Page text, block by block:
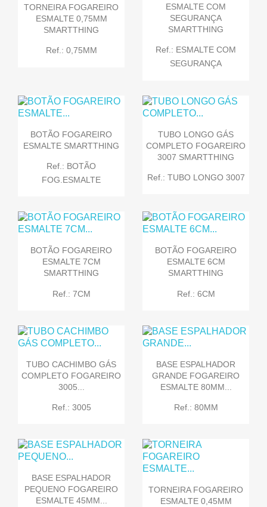
TORNEIRA FOGAREIRO
ESMALTE 0,75MM
SMARTTHING
Ref.: 0,75MM
ESMALTE COM
SEGURANÇA
SMARTTHING
Ref.: ESMALTE COM
SEGURANÇA
BOTÃO FOGAREIRO
ESMALTE SMARTTHING
Ref.: BOTÃO
FOG.ESMALTE
TUBO LONGO GÁS
COMPLETO FOGAREIRO
3007 SMARTTHING
Ref.: TUBO LONGO 3007
BOTÃO FOGAREIRO
ESMALTE 7CM
SMARTTHING
Ref.: 7CM
BOTÃO FOGAREIRO
ESMALTE 6CM
SMARTTHING
Ref.: 6CM
TUBO CACHIMBO GÁS
COMPLETO FOGAREIRO
3005...
Ref.: 3005
BASE ESPALHADOR
GRANDE FOGAREIRO
ESMALTE 80MM...
Ref.: 80MM
BASE ESPALHADOR
PEQUENO FOGAREIRO
ESMALTE 45MM...
TORNEIRA FOGAREIRO
ESMALTE 0,45MM